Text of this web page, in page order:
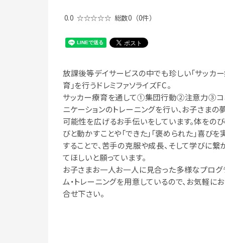
0.0 ☆☆☆☆☆ 総数0 （0件）
放課後等デイサービスの中でも珍しい「サッカ
育」を行うドレミファソライズFC。
サッカー療育を通して①集団行動②注意力③コ
ニケーションのトレーニングを行い、お子さまの
可能性を広げるお手伝いをしています。体をの
びと動かすことや「できた」「褒められた」喜びを
することで、苦手の克服や成長、そして学びに繋
てほしいと願っています。
お子さまお一人お一人に見合った多様なプログ
ム・トレーニングを用意しているので、お気軽に
合せ下さい。